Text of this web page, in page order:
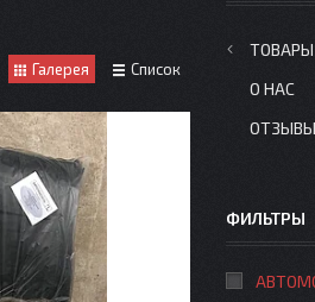
Галерея Список
ТОВАРЫ
О НАС
ОТЗЫВЫ
ФИЛЬТРЫ